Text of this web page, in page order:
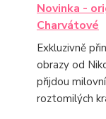
Novinka -
Charvátové
Exkluzivně
obrazy od
přijdou
roztomilých